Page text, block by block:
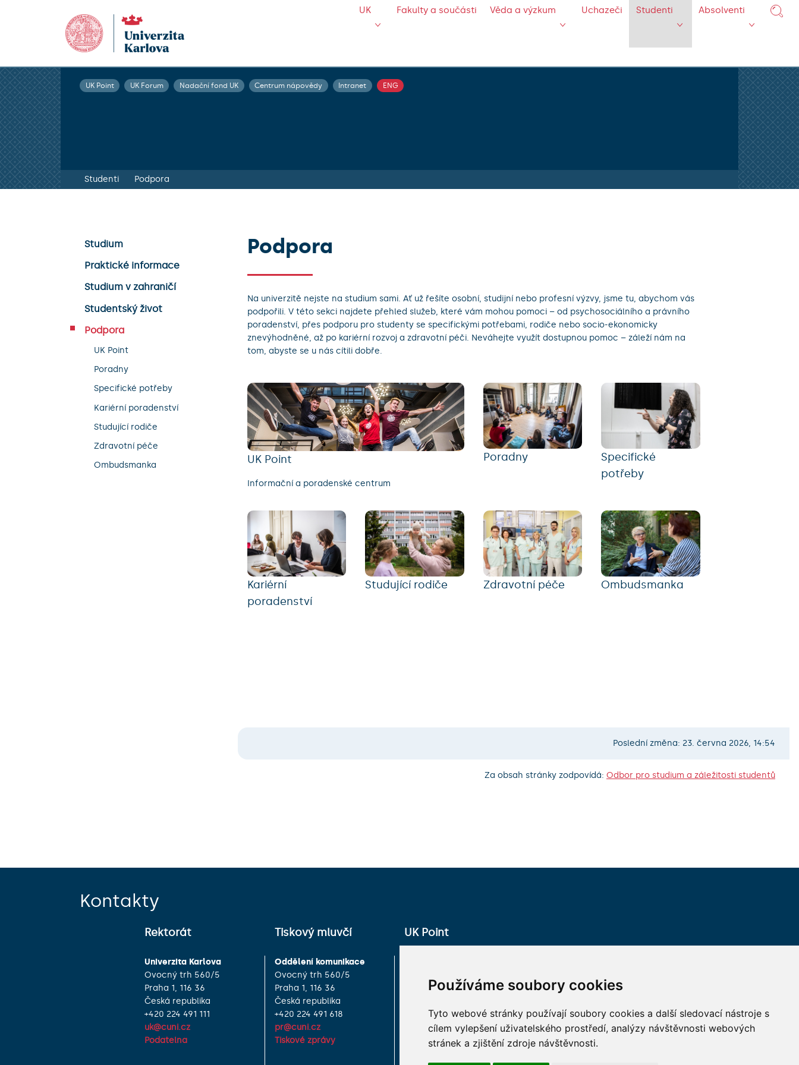
Používáme soubory cookies
Tyto webové stránky používají soubory cookies a další sledovací nástroje s
cílem vylepšení uživatelského prostředí, analýzy návštěvnosti webových
stránek a zjištění zdroje návštěvnosti.
UK Fakulty a součásti Věda a výzkum Uchazeči Studenti Absolventi
UK Point UK Forum Nadační fond UK Centrum nápovědy Intranet ENG
Studenti Podpora
Studium
Praktické informace
Studium v zahraničí
Studentský život
Podpora
UK Point
Poradny
Specifické potřeby
Kariérní poradenství
Studující rodiče
Zdravotní péče
Ombudsmanka
Podpora
Na univerzitě nejste na studium sami. Ať už řešíte osobní, studijní nebo profesní výzvy, jsme tu, abychom vás
podpořili. V této sekci najdete přehled služeb, které vám mohou pomoci – od psychosociálního a právního
poradenství, přes podporu pro studenty se specifickými potřebami, rodiče nebo socio-ekonomicky
znevýhodněné, až po kariérní rozvoj a zdravotní péči. Neváhejte využít dostupnou pomoc – záleží nám na
tom, abyste se u nás cítili dobře.
UK Point
Informační a poradenské centrum
Poradny
Specifické
potřeby
Kariérní
poradenství
Studující rodiče Zdravotní péče Ombudsmanka
Poslední změna: 23. června 2026, 14:54
Za obsah stránky zodpovídá: Odbor pro studium a záležitosti studentů
Kontakty
Rektorát
Univerzita Karlova
Ovocný trh 560/5
Praha 1, 116 36
Česká republika
+420 224 491 111
uk@cuni.cz
Podatelna
Tiskový mluvčí
Oddělení komunikace
Ovocný trh 560/5
Praha 1, 116 36
Česká republika
+420 224 491 618
pr@cuni.cz
Tiskové zprávy
UK Point
Praha 1, 116 36
+420 224 491 850
info@cuni.cz
Provozní doba a kontakty
JAK K NÁM?